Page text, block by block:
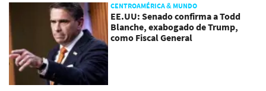
CENTROAMÉRICA & MUNDO
EE.UU: Senado confirma a Todd
Blanche, exabogado de Trump,
como Fiscal General